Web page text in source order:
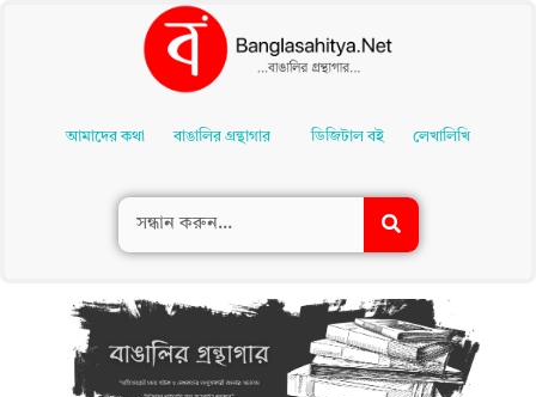
Contentআমাদের কথা বাঙালির গ্রন্থাগার ডিজিটাল বই লেখালিখি